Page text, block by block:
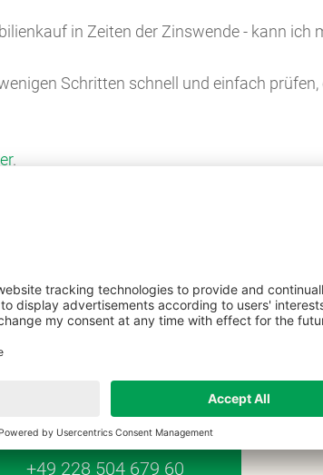
in Zeiten der Zinswende - kann ich
Schritten schnell und einfach
.
Estate
Wir freuen uns auf ein persönliches Gespräch.
+49 228 504 679 60